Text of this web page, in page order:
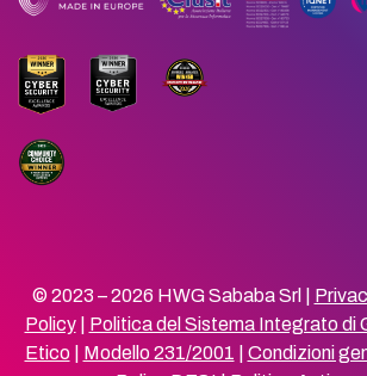
© 2023 – 2026 HWG Sababa Srl |
Policy| Politica del Sistema Integrato di
Etico| Modello 231/2001 Condizioni